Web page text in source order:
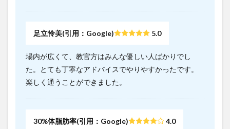
足立怜美(引用：Google) 5.0
場内が広くて、教官方はみんな優しい人ばかりでし
た。とても丁寧なアドバイスでやりやすかったです。
楽しく通うことができました。
30%体脂肪率(引用：Google) 4.0